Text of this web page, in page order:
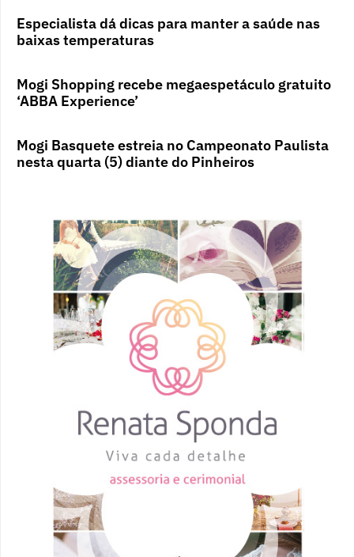
Especialista dá dicas para manter a saúde nas
baixas temperaturas
Mogi Shopping recebe megaespetáculo gratuito
‘ABBA Experience’
Mogi Basquete estreia no Campeonato Paulista
nesta quarta (5) diante do Pinheiros